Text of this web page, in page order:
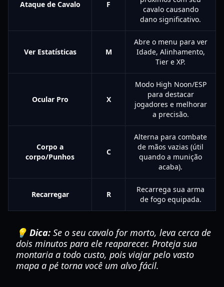
Ataque de Cavalo F
cavalo causando
dano significativo.
Ver Estatísticas M
Abre o menu para ver
Idade, Alinhamento,
Tier e XP.
Ocular Pro X
Modo High Noon/ESP
para destacar
jogadores e melhorar
a precisão.
Corpo a
corpo/Punhos
C
Alterna para combate
de mãos vazias (útil
quando a munição
acaba).
Recarregar R
Recarrega sua arma
de fogo equipada.
💡 Dica: Se o seu cavalo for morto, leva cerca de
dois minutos para ele reaparecer. Proteja sua
montaria a todo custo, pois viajar pelo vasto
mapa a pé torna você um alvo fácil.